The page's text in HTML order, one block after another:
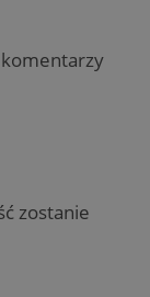
zostanie